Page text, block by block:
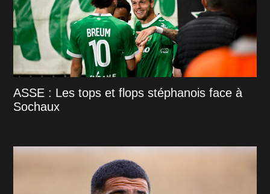
ASSE : Les tops et flops stéphanois face à
Sochaux